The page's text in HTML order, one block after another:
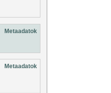
Metaadatok
Metaadatok